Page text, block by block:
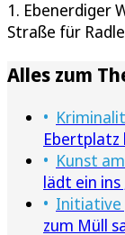
1. Ebenerdiger
Straße für
Alles zum
Ebertplatz
Kunst
lädt ein ins
Initiative
zum Müll